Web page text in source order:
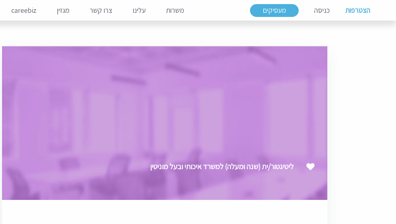
הצטרפות כניסה מעסיקים משרות עלינו צרו קשר מגזין careebiz
ליטיגטור/ית (שנה ומעלה) למשרד איכותי ובעל מוניטין